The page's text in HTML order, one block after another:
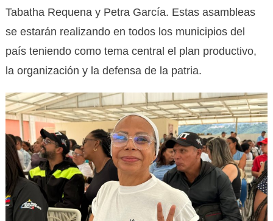
Tabatha Requena y Petra García. Estas asambleas
se estarán realizando en todos los municipios del
país teniendo como tema central el plan productivo,
la organización y la defensa de la patria.